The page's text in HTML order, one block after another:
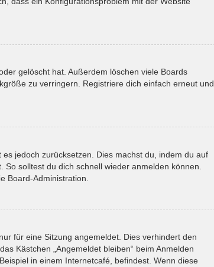
gelöscht hat. Außerdem löschen viele Boards
zu verringern. Registriere dich einfach erneut und
jedoch zurücksetzen. Dies machst du, indem du auf
solltest du dich schnell wieder anmelden können.
Board-Administration.
für eine Sitzung angemeldet. Dies verhindert den
Kästchen „Angemeldet bleiben“ beim Anmelden
in einem Internetcafé, befindest. Wenn diese